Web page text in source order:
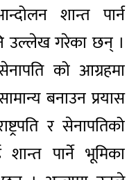
शान्त पार्न
उल्लेख गरेका छन् ।
को आग्रहमा
बनाउन प्रयास
र सेनापतिको
पार्ने भूमिका